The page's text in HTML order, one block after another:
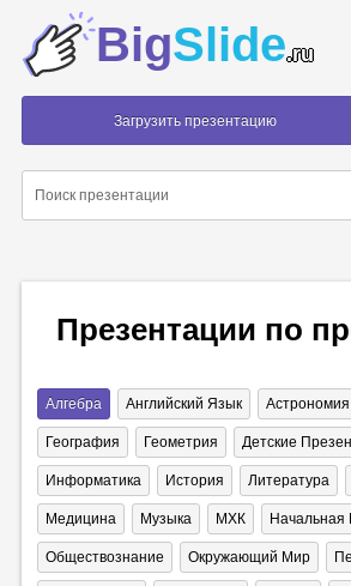
BigSlide.ru
Загрузить презентацию
Презентации по
Алгебра Английский Язык Астрономия
География Геометрия Детские
Информатика История Литература
Медицина Музыка МХК Начальная
Обществознание Окружающий Мир